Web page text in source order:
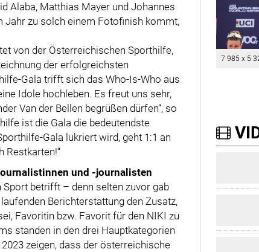
Alaba, Matthias Mayer und Johannes
Jahr zu solch einem Fotofinish kommt,
von der Österreichischen Sporthilfe,
der erfolgreichsten
Gala trifft sich das Who-Is-Who aus
Idole hochleben. Es freut uns sehr,
Van der Bellen begrüßen dürfen“, so
ist die Gala die bedeutendste
Gala lukriert wird, geht 1:1 an
Restkarten!“
und -journalisten
Sport betrifft – denn selten zuvor gab
Berichterstattung den Zusatz,
Favoritin bzw. Favorit für den NIKI zu
standen in den drei Hauptkategorien
2023 zeigen, dass der österreichische
7 985 x 5